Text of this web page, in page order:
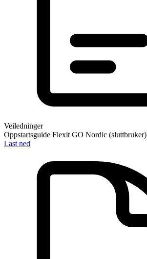
Veiledninger
Oppstartsguide Flexit GO Nordic (sluttbruker)
Last ned